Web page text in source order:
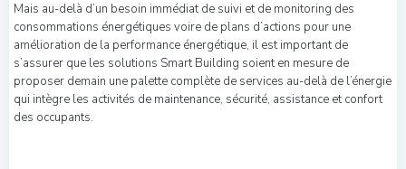
Mais au-delà d’un besoin immédiat de suivi et de monitoring des
consommations énergétiques voire de plans d’actions pour une
amélioration de la performance énergétique, il est important de
s’assurer que les solutions Smart Building soient en mesure de
proposer demain une palette complète de services au-delà de l’énergie
qui intègre les activités de maintenance, sécurité, assistance et confort
des occupants.